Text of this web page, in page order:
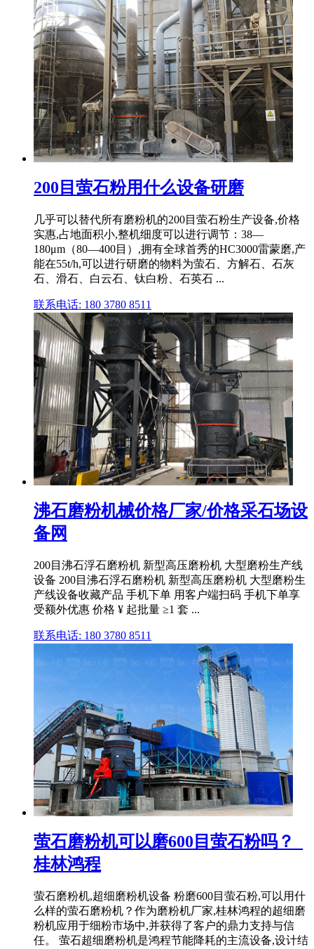
200目萤石粉用什么设备研磨
几乎可以替代所有磨粉机的200目萤石粉生产设备,价格
实惠,占地面积小,整机细度可以进行调节：38—
180μm（80—400目）,拥有全球首秀的HC3000雷蒙磨,产
能在55t/h,可以进行研磨的物料为萤石、方解石、石灰
石、滑石、白云石、钛白粉、石英石 ...
联系电话: 180 3780 8511
沸石磨粉机械价格厂家/价格采石场设
备网
200目沸石浮石磨粉机 新型高压磨粉机 大型磨粉生产线
设备 200目沸石浮石磨粉机 新型高压磨粉机 大型磨粉生
产线设备收藏产品 手机下单 用客户端扫码 手机下单享
受额外优惠 价格 ¥ 起批量 ≥1 套 ...
联系电话: 180 3780 8511
萤石磨粉机可以磨600目萤石粉吗？_
桂林鸿程
萤石磨粉机,超细磨粉机设备 粉磨600目萤石粉,可以用什
么样的萤石磨粉机？作为磨粉机厂家,桂林鸿程的超细磨
粉机应用于细粉市场中,并获得了客户的鼎力支持与信
任。 萤石超细磨粉机是鸿程节能降耗的主流设备,设计结